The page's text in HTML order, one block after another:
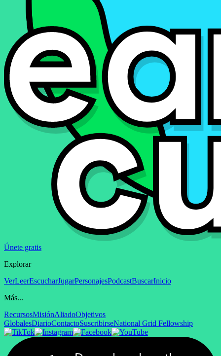
Únete gratis
Explorar
VerLeerEscucharJugarPersonajesPodcastBuscarInicio
Más...
RecursosMisiónAliadoObjetivos
GlobalesDiarioContactoSuscribirseNational Grid Fellowship